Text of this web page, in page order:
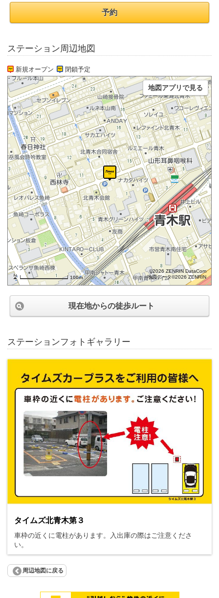
予約
ステーション周辺地図
新規オープン 閉鎖予定
100m
©2026 ZENRIN DataCom
地図データ©2026 ZENRIN
地図アプリで見る
現在地からの徒歩ルート
ステーションフォトギャラリー
タイムズ北青木第３
車枠の近くに電柱があります。入出庫の際はご注意くださ
い。
周辺地図に戻る